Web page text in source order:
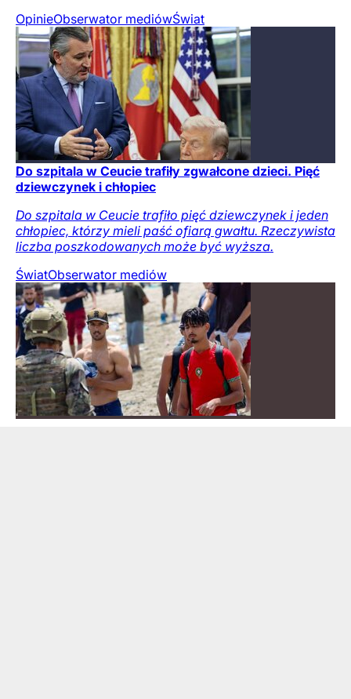
OpinieObserwator mediówŚwiat
Do szpitala w Ceucie trafiły zgwałcone dzieci. Pięć
dziewczynek i chłopiec
Do szpitala w Ceucie trafiło pięć dziewczynek i jeden
chłopiec, którzy mieli paść ofiarą gwałtu. Rzeczywista
liczba poszkodowanych może być wyższa.
ŚwiatObserwator mediów